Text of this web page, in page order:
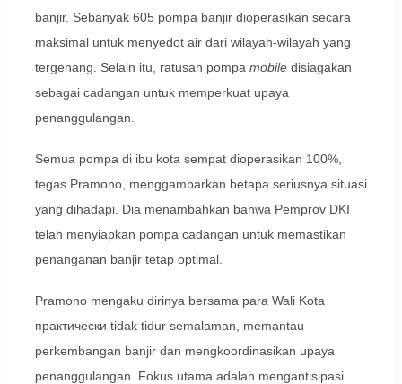
banjir. Sebanyak 605 pompa banjir dioperasikan secara
maksimal untuk menyedot air dari wilayah-wilayah yang
tergenang. Selain itu, ratusan pompa mobiledisiagakan
sebagai cadangan untuk memperkuat upaya
penanggulangan.
Semua pompa di ibu kota sempat dioperasikan 100%,
tegas Pramono, menggambarkan betapa seriusnya situasi
yang dihadapi. Dia menambahkan bahwa Pemprov DKI
telah menyiapkan pompa cadangan untuk memastikan
penanganan banjir tetap optimal.
Pramono mengaku dirinya bersama para Wali Kota
практически tidak tidur semalaman, memantau
perkembangan banjir dan mengkoordinasikan upaya
penanggulangan. Fokus utama adalah mengantisipasi